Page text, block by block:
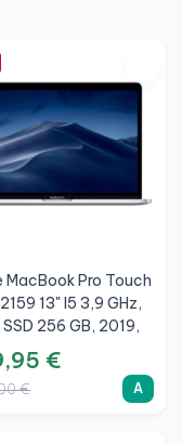
MacBook Pro Touch
13" I5 3,9 GHz,
SSD 256 GB, 2019,
A €
€ A